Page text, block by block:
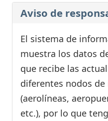
Aviso de
El sistema de
muestra los datos
que recibe las
diferentes nodos
(aerolíneas,
etc.), por lo que